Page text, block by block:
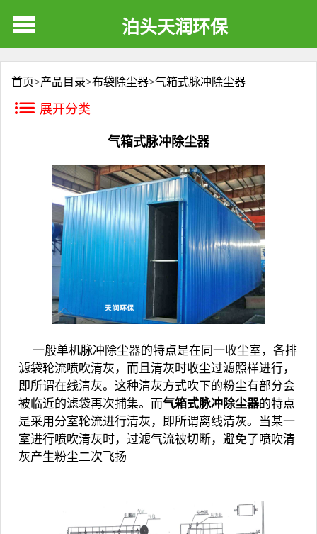
泊头天润环保
首页>产品目录>布袋除尘器>气箱式脉冲除尘器
展开分类
气箱式脉冲除尘器
一般单机脉冲除尘器的特点是在同一收尘室，各排
滤袋轮流喷吹清灰，而且清灰时收尘过滤照样进行，
即所谓在线清灰。这种清灰方式吹下的粉尘有部分会
被临近的滤袋再次捕集。而气箱式脉冲除尘器的特点
是采用分室轮流进行清灰，即所谓离线清灰。当某一
室进行喷吹清灰时，过滤气流被切断，避免了喷吹清
灰产生粉尘二次飞扬